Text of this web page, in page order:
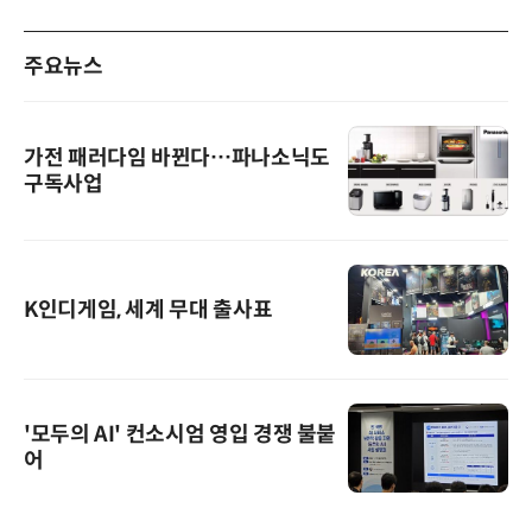
주요뉴스
가전 패러다임 바뀐다…파나소닉도
구독사업
K인디게임, 세계 무대 출사표
'모두의 AI' 컨소시엄 영입 경쟁 불붙
어